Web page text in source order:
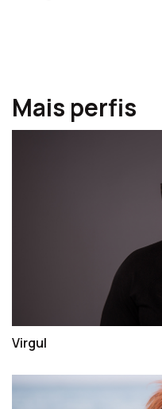
Mais perfis
Virgul